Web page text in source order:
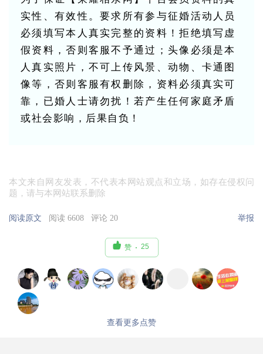
实性、有效性。要求所有参与征婚活动人员
必须填写本人真实完整的资料！拒绝填写虚
假资料，否则客服不予通过；头像必须是本
人真实照片，不可上传风景、动物、卡通图
像等，否则客服有权删除，资料必须真实可
靠，已婚人士请勿扰！若产生任何家庭矛盾
或社会影响，后果自负！
本文来自网友发表，不代表本网站观点和立场，如存在侵权问
题，请与本网站联系删除
阅读原文 阅读 6608 评论 20 举报
 赞 25
查看更多点赞